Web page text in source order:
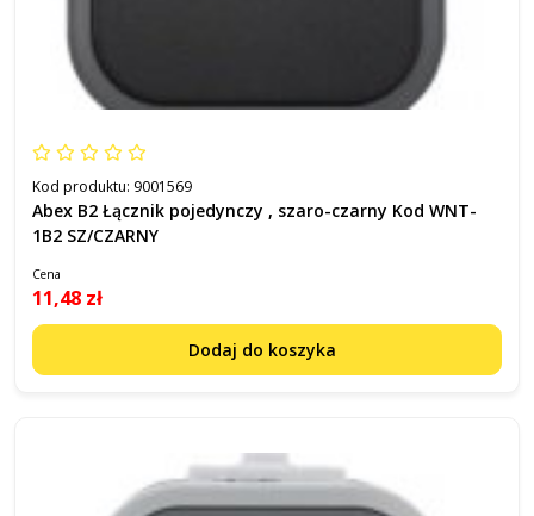
Kod produktu: 9001569
Abex B2 Łącznik pojedynczy , szaro-czarny Kod WNT-
1B2 SZ/CZARNY
Cena
11,48 zł
Dodaj do koszyka